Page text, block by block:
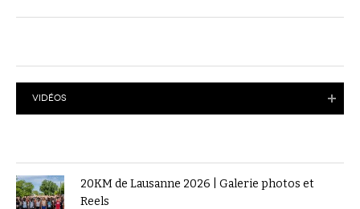
VIDÉOS
20KM de Lausanne 2026 | Galerie photos et
Reels